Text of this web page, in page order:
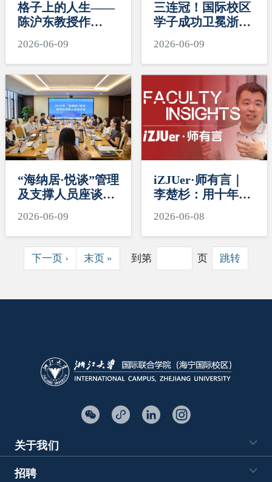
格子上的人生——
陈沪东教授作
二讲
2026-06-09
三连冠！国际校区
学子成功卫冕浙大
杯”冠军
2026-06-09
“海纳居·悦谈”管理
及支撑人员座谈会
2026-06-09
iZJUer·师有言｜
李楚杉：用十年磨
板凳
2026-06-08
分页下一页 ›下一页末页 »末页到第 页 跳转
关于我们
招聘